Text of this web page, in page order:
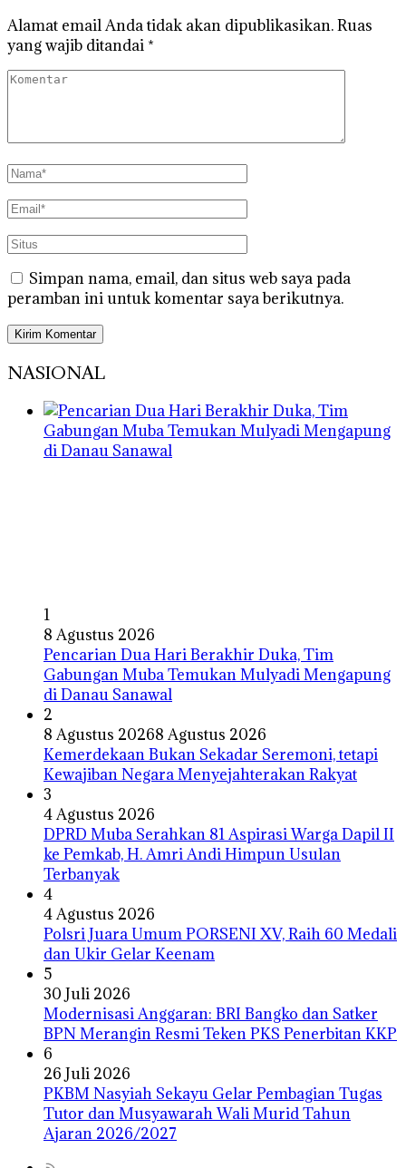
Alamat email Anda tidak akan dipublikasikan.Ruas
yang wajib ditandai *
Simpan nama, email, dan situs web saya pada
peramban ini untuk komentar saya berikutnya.
NASIONAL
1
8 Agustus 2026
Pencarian Dua Hari Berakhir Duka, Tim
Gabungan Muba Temukan Mulyadi Mengapung
di Danau Sanawal
2
8 Agustus 20268 Agustus 2026
Kemerdekaan Bukan Sekadar Seremoni, tetapi
Kewajiban Negara Menyejahterakan Rakyat
3
4 Agustus 2026
DPRD Muba Serahkan 81 Aspirasi Warga Dapil II
ke Pemkab, H. Amri Andi Himpun Usulan
Terbanyak
4
4 Agustus 2026
Polsri Juara Umum PORSENI XV, Raih 60 Medali
dan Ukir Gelar Keenam
5
30 Juli 2026
Modernisasi Anggaran: BRI Bangko dan Satker
BPN Merangin Resmi Teken PKS Penerbitan KKP
6
26 Juli 2026
PKBM Nasyiah Sekayu Gelar Pembagian Tugas
Tutor dan Musyawarah Wali Murid Tahun
Ajaran 2026/2027